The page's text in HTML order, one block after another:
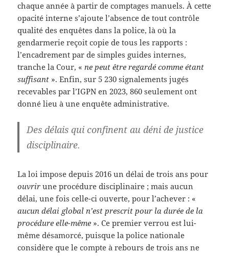
chaque année à partir de comptages manuels. À cette
opacité interne s’ajoute l’absence de tout contrôle
qualité des enquêtes dans la police, là où la
gendarmerie reçoit copie de tous les rapports :
l’encadrement par de simples guides internes,
tranche la Cour, «ne peut être regardé comme étant
suffisant ». Enfin, sur 5 230 signalements jugés
recevables par l’IGPN en 2023, 860 seulement ont
donné lieu à une enquête administrative.
Des délais qui confinent au déni de justice
disciplinaire.
La loi impose depuis 2016 un délai de trois ans pour
ouvrir une procédure disciplinaire ; mais aucun
délai, une fois celle-ci ouverte, pour l’achever : «
aucun délai global n’est prescrit pour la durée de la
procédure elle-même ». Ce premier verrou est lui-
même désamorcé, puisque la police nationale
considère que le compte à rebours de trois ans ne